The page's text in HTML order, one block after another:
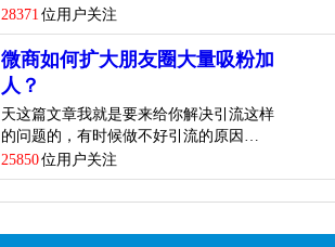
28371 位用户关注
微商如何扩大朋友圈大量吸粉加
人？
天这篇文章我就是要来给你解决引流这样
的问题的，有时候做不好引流的原因…
25850位用户关注